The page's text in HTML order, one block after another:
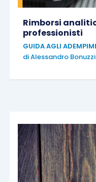
Rimborsi
professionisti
GUIDA AGLI
diAlessandro Bonuzzi